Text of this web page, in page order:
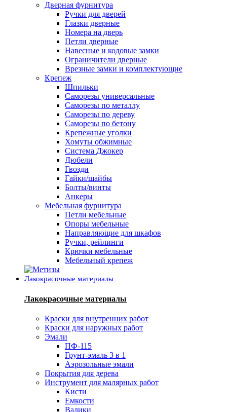
Дверная фурнитура
Ручки для дверей
Глазки дверные
Номера на дверь
Петли дверные
Навесные и кодовые замки
Ограничители дверные
Врезные замки и комплектующие
Крепеж
Шпильки
Саморезы универсальные
Саморезы по металлу
Саморезы по дереву
Саморезы по бетону
Крепежные уголки
Хомуты обжимные
Система Джокер
Дюбели
Гвозди
Гайки/шайбы
Болты/винты
Анкеры
Мебельная фурнитура
Петли мебельные
Опоры мебельные
Направляющие для шкафов
Ручки, рейлинги
Крючки мебельные
Мебельный крепеж
Лакокрасочные материалы
Лакокрасочные материалы
Краски для внутренних работ
Краски для наружных работ
Эмали
ПФ-115
Грунт-эмаль 3 в 1
Аэрозольные эмали
Покрытия для дерева
Инструмент для малярных работ
Кисти
Емкости
Валики